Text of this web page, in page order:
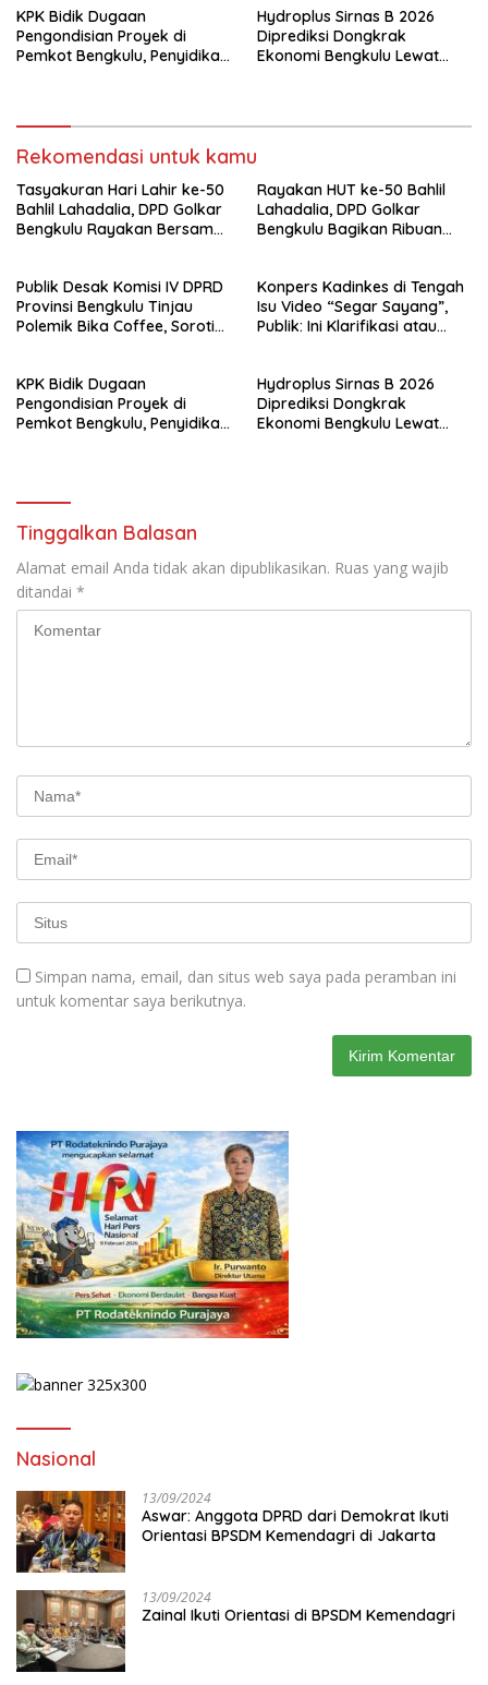
KPK Bidik Dugaan
Pengondisian Proyek di
Pemkot Bengkulu, Penyidikan
Hydroplus Sirnas B 2026
Diprediksi Dongkrak
Ekonomi Bengkulu Lewat
Rekomendasi untuk kamu
Tasyakuran Hari Lahir ke-50
Bahlil Lahadalia, DPD Golkar
Bengkulu Rayakan Bersama
Rayakan HUT ke-50 Bahlil
Lahadalia, DPD Golkar
Bengkulu Bagikan Ribuan
Publik Desak Komisi IV DPRD
Provinsi Bengkulu Tinjau
Polemik Bika Coffee, Soroti
Konpers Kadinkes di Tengah
Isu Video “Segar Sayang”,
Publik: Ini Klarifikasi atau
KPK Bidik Dugaan
Pengondisian Proyek di
Pemkot Bengkulu, Penyidikan
Hydroplus Sirnas B 2026
Diprediksi Dongkrak
Ekonomi Bengkulu Lewat
Tinggalkan Balasan
Alamat email Anda tidak akan dipublikasikan. Ruas yang wajib
ditandai *
Simpan nama, email, dan situs web saya pada peramban ini
untuk komentar saya berikutnya.
Nasional
13/09/2024
Aswar: Anggota DPRD dari Demokrat Ikuti
Orientasi BPSDM Kemendagri di Jakarta
13/09/2024
Zainal Ikuti Orientasi di BPSDM Kemendagri